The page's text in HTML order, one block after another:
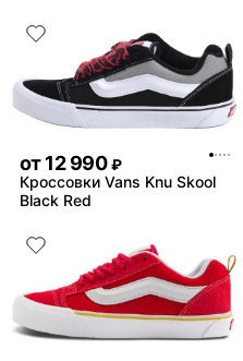
от12 990 ₽
Кроссовки Vans Knu Skool
Black Red